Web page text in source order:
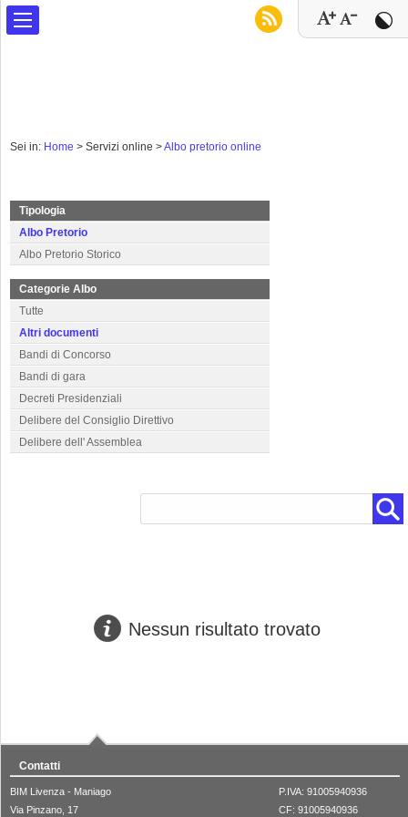
Sei in: Home > Servizi online >Albo pretorio online
Tipologia
Albo Pretorio
Albo Pretorio Storico
Categorie Albo
Tutte
Altri documenti
Bandi di Concorso
Bandi di gara
Decreti Presidenziali
Delibere del Consiglio Direttivo
Delibere dell' Assemblea
Nessun risultato trovato
Contatti
BIM Livenza - Maniago
Via Pinzano, 17
P.IVA: 91005940936
CF: 91005940936